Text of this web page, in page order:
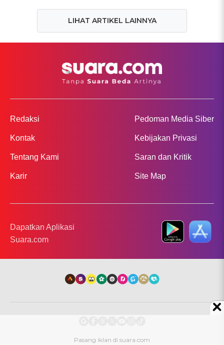
LIHAT ARTIKEL LAINNYA
Redaksi
Kontak
Tentang Kami
Karir
Pedoman Media Siber
Kebijakan Privasi
Saran dan Kritik
Site Map
Dapatkan Aplikasi
Suara.com